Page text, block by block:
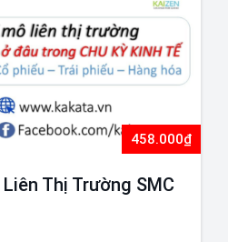
458.000₫
Thị Trường SMC